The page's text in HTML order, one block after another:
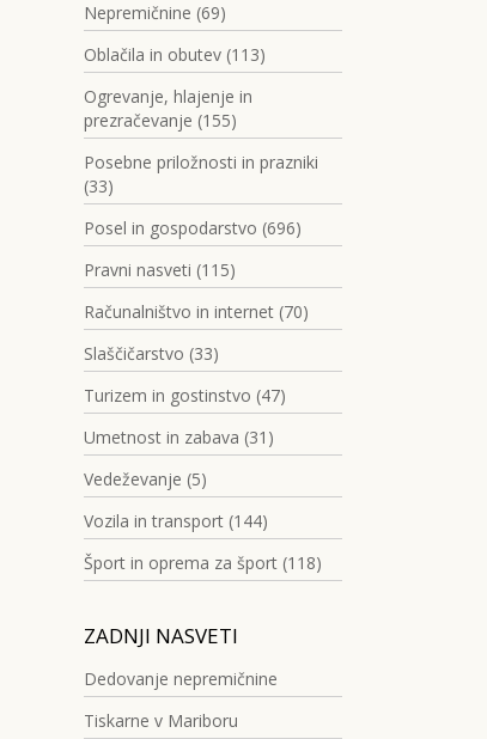
Nepremičnine (69)
Oblačila in obutev (113)
Ogrevanje, hlajenje in
prezračevanje (155)
Posebne priložnosti in prazniki
(33)
Posel in gospodarstvo (696)
Pravni nasveti (115)
Računalništvo in internet (70)
Slaščičarstvo (33)
Turizem in gostinstvo (47)
Umetnost in zabava (31)
Vedeževanje (5)
Vozila in transport (144)
Šport in oprema za šport (118)
ZADNJI NASVETI
Dedovanje nepremičnine
Tiskarne v Mariboru